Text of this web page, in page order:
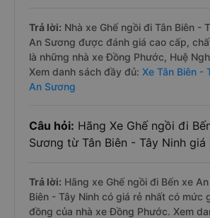
Trả lời: Nhà xe Ghế ngồi đi Tân Biên -
An Sương được đánh giá cao cấp,
là những nhà xe Đồng Phước, Huệ
Xem danh sách đầy đủ: Xe Tân Biên -
An Sương
Câu hỏi: Hãng Xe Ghế ngồi đi
Sương từ Tân Biên - Tây Ninh giá
Trả lời: Hãng xe Ghế ngồi đi Bến xe
Biên - Tây Ninh có giá rẻ nhất có mức
đồng của nhà xe Đồng Phước. Xem